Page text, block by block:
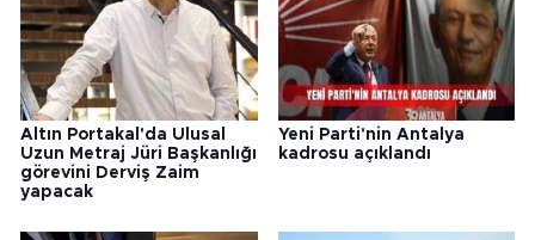
Altın Portakal'da Ulusal
Uzun Metraj Jüri Başkanlığı
görevini Derviş Zaim
yapacak
Yeni Parti'nin Antalya
kadrosu açıklandı